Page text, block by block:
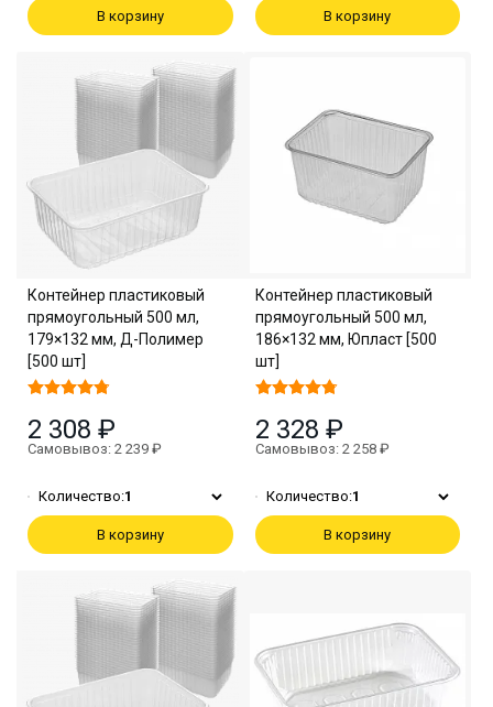
В корзину В корзину
Контейнер пластиковый
прямоугольный 500 мл,
179×132 мм, Д-Полимер
[500 шт]
2 308 ₽
Самовывоз: 2 239 ₽
Количество:1
В корзину
Контейнер пластиковый
прямоугольный 500 мл,
186×132 мм, Юпласт [500
шт]
2 328 ₽
Самовывоз: 2 258 ₽
Количество:1
В корзину